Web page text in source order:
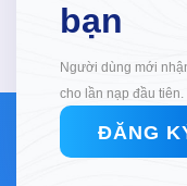
bạn
Người dùng mới
cho lần nạp đầu
ĐĂNG